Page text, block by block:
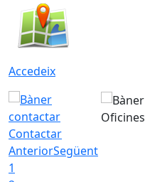
Accedeix
Contactar
Oficines
AnteriorSegüent
1